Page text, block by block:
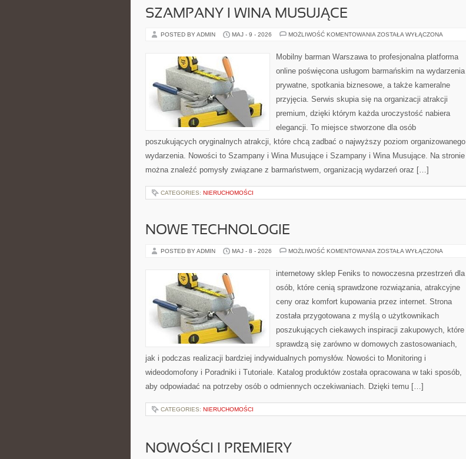
SZAMPANY I WINA MUSUJĄCE
POSTED BY ADMIN MAJ - 9 - 2026 MOŻLIWOŚĆ KOMENTOWANIA SZAMPANY
MUSUJĄCE
ZOSTAŁA WYŁĄCZONA
Mobilny barman Warszawa to profesjonalna platforma
online poświęcona usługom barmańskim na wydarzenia
prywatne, spotkania biznesowe, a także kameralne
przyjęcia. Serwis skupia się na organizacji atrakcji
premium, dzięki którym każda uroczystość nabiera
elegancji. To miejsce stworzone dla osób
poszukujących oryginalnych atrakcji, które chcą zadbać o najwyższy poziom organizowanego
wydarzenia. Nowości to Szampany i Wina Musujące i Szampany i Wina Musujące. Na stronie
można znaleźć pomysły związane z barmaństwem, organizacją wydarzeń oraz […]
CATEGORIES: NIERUCHOMOŚCI
NOWE TECHNOLOGIE
POSTED BY ADMIN MAJ - 8 - 2026 MOŻLIWOŚĆ KOMENTOWANIA NOWE
ZOSTAŁA WYŁĄCZONA
internetowy sklep Feniks to nowoczesna przestrzeń dla
osób, które cenią sprawdzone rozwiązania, atrakcyjne
ceny oraz komfort kupowania przez internet. Strona
została przygotowana z myślą o użytkownikach
poszukujących ciekawych inspiracji zakupowych, które
sprawdzą się zarówno w domowych zastosowaniach,
jak i podczas realizacji bardziej indywidualnych pomysłów. Nowości to Monitoring i
wideodomofony i Poradniki i Tutoriale. Katalog produktów została opracowana w taki sposób,
aby odpowiadać na potrzeby osób o odmiennych oczekiwaniach. Dzięki temu […]
CATEGORIES: NIERUCHOMOŚCI
NOWOŚCI I PREMIERY